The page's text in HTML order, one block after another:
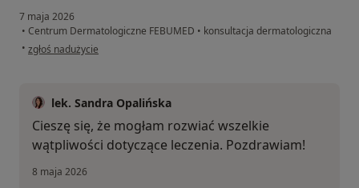
7 maja 2026
• Centrum Dermatologiczne FEBUMED • konsultacja dermatologiczna
• w opinii użytkownika Anita
zgłoś nadużycie
lek. Sandra Opalińska
Cieszę się, że mogłam rozwiać wszelkie
wątpliwości dotyczące leczenia. Pozdrawiam!
8 maja 2026